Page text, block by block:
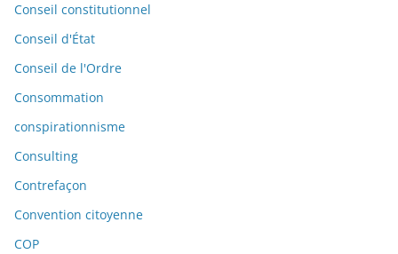
Conseil constitutionnel
Conseil d'État
Conseil de l'Ordre
Consommation
conspirationnisme
Consulting
Contrefaçon
Convention citoyenne
COP